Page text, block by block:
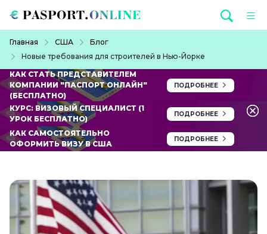
Главная США
Блог
Новые требования для строителей в Нью-Йорке
КАК СТАТЬ ПРЕДСТАВИТЕЛЕМ
КОМПАНИИ "ПАСПОРТ ОНЛАЙН"
(БЕСПЛАТНО)
ПОДРОБНЕЕ
КУРС: ВИЗОВЫЙ СПЕЦИАЛИСТ (1
УРОК БЕСПЛАТНО)
ПОДРОБНЕЕ
КАК САМОСТОЯТЕЛЬНО
ОФОРМИТЬ ВИЗУ В США
ПОДРОБНЕЕ